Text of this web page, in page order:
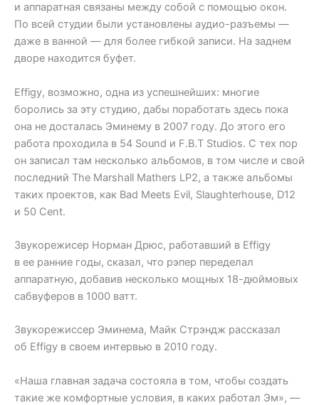
и аппаратная связаны между собой с помощью окон.
По всей студии были установлены аудио-разъемы —
даже в ванной — для более гибкой записи. На заднем
дворе находится буфет.
Effigy, возможно, одна из успешнейших: многие
боролись за эту студию, дабы поработать здесь пока
она не досталась Эминему в 2007 году. До этого его
работа проходила в 54 Sound и F.B.T Studios. С тех пор
он записал там несколько альбомов, в том числе и свой
последний The Marshall Mathers LP2, а также альбомы
таких проектов, как Bad Meets Evil, Slaughterhouse, D12
и 50 Cent.
Звукорежисер Норман Дрюс, работавший в Effigy
в ее ранние годы, сказал, что рэпер переделал
аппаратную, добавив несколько мощных 18-дюймовых
сабвуферов в 1000 ватт.
Звукорежиссер Эминема, Майк Стрэндж рассказал
об Effigy в своем интервью в 2010 году.
«Наша главная задача состояла в том, чтобы создать
такие же комфортные условия, в каких работал Эм», —